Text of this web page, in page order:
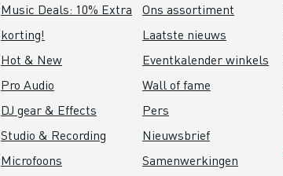
Music Deals: 10% Extra
korting!
Hot & New
Pro Audio
DJ gear & Effects
Studio & Recording
Microfoons
Ons assortiment
Laatste nieuws
Eventkalender winkels
Wall of fame
Pers
Nieuwsbrief
Samenwerkingen